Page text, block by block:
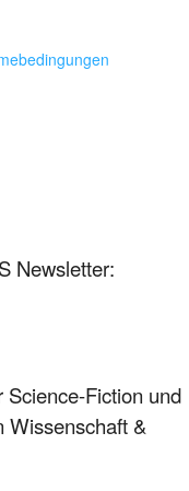
Newsletter:
Fiction und
Wissenschaft &